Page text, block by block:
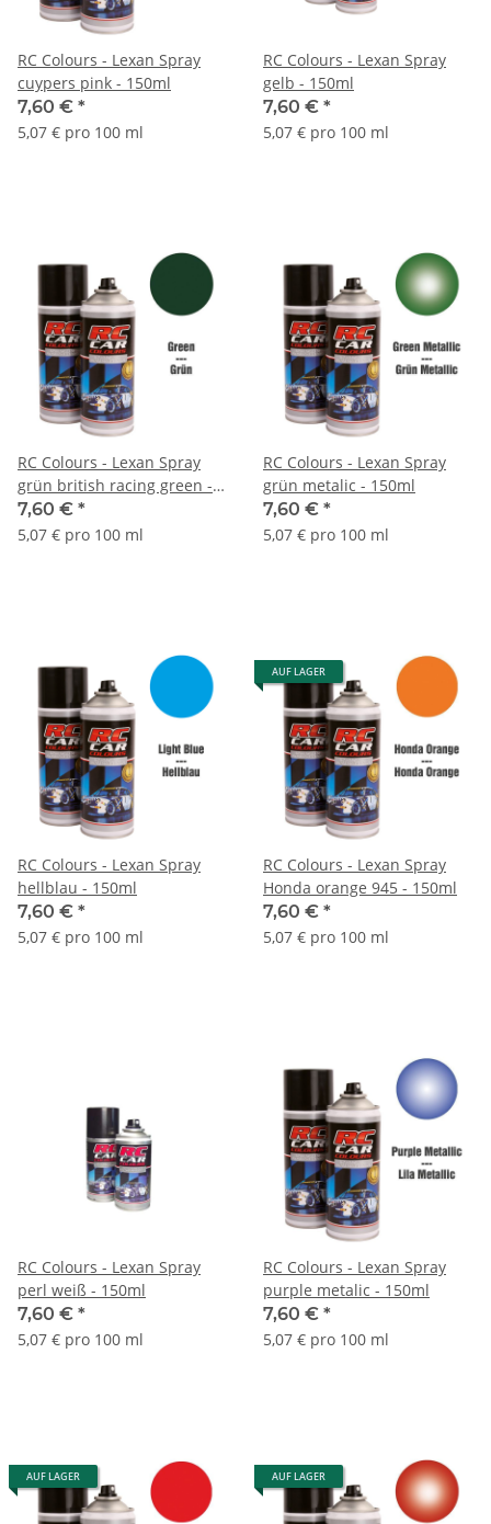
RC Colours - Lexan Spray
cuypers pink - 150ml
7,60 € *
5,07 € pro 100 ml
RC Colours - Lexan Spray
gelb - 150ml
7,60 € *
5,07 € pro 100 ml
RC Colours - Lexan Spray
grün british racing green -
150ml
7,60 € *
5,07 € pro 100 ml
RC Colours - Lexan Spray
grün metalic - 150ml
7,60 € *
5,07 € pro 100 ml
RC Colours - Lexan Spray
hellblau - 150ml
7,60 € *
5,07 € pro 100 ml
AUF LAGER
RC Colours - Lexan Spray
Honda orange 945 - 150ml
7,60 € *
5,07 € pro 100 ml
RC Colours - Lexan Spray
perl weiß - 150ml
7,60 € *
5,07 € pro 100 ml
RC Colours - Lexan Spray
purple metalic - 150ml
7,60 € *
5,07 € pro 100 ml
AUF LAGER AUF LAGER